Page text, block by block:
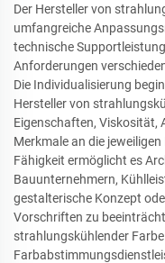
Der Hersteller von
umfangreiche
technische
Anforderungen
Die Individualisierung
Hersteller von
Eigenschaften,
Merkmale an die
Fähigkeit ermöglicht es
Bauunternehmern,
gestalterische Konzept
Vorschriften zu
strahlungskühlender